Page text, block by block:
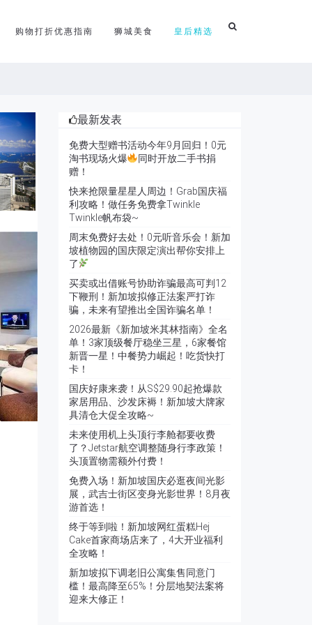
购物打折优惠指南 狮城美食 皇后精选
最新发表
免费大型赠书活动今年9月回归！0元
淘书现场火爆
同时开放二手书捐
赠！
快来抢限量星星人周边！Grab国庆福
利攻略！做任务免费拿Twinkle
Twinkle帆布袋~
周末免费好去处！0元听音乐会！新加
坡植物园的国庆限定演出帮你安排上
了
买卖或出借账号协助诈骗最高可判12
下鞭刑！新加坡拟修正法案严打诈
骗，未来有望推出全国诈骗名单！
2026最新《新加坡米其林指南》全名
单！3家顶级餐厅稳坐三星，6家餐馆
新晋一星！中餐势力崛起！吃货快打
卡！
国庆好康来袭！从S$29.90起抢爆款
家居用品、沙发床褥！新加坡大牌家
具清仓大促全攻略~
未来使用机上头顶行李舱都要收费
了？Jetstar航空调整随身行李政策！
头顶置物需额外付费！
免费入场！新加坡国庆必逛夜间光影
展，武吉士街区变身光影世界！8月夜
游首选！
终于等到啦！新加坡网红蛋糕Hej
Cake首家商场店来了，4大开业福利
全攻略！
新加坡拟下调老旧公寓集售同意门
槛！最高降至65%！分层地契法案将
迎来大修正！